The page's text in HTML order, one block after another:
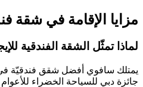
مزايا الإقامة في شقة
لماذا تمثّل الشقة الفندقية
يمتلك سافوي أفضل شقق فندقيّة في
جائزة دبي للسياحة الخضراء للأعوام 2012، و2017، و2019. بالإضافة إلى جائزة الفندق المستدام للشرق الأوسط لعامي 2014 و2016. ممّا يحفّزكم لتوقّع أفضل الخدمات عند الإقامة في شققنا الفندقية في دبي.